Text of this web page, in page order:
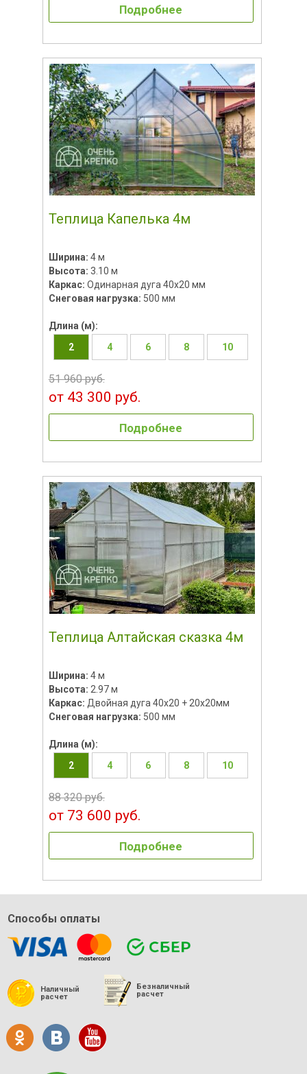
Подробнее
Теплица Капелька 4м
Ширина: 4 м
Высота: 3.10 м
Каркас: Одинарная дуга 40х20 мм
Снеговая нагрузка: 500 мм
Длина (м):
2
4 6 8 10
51 960 руб.
от 43 300 руб.
Подробнее
Теплица Алтайская сказка 4м
Ширина: 4 м
Высота: 2.97 м
Каркас: Двойная дуга 40х20 + 20х20мм
Снеговая нагрузка: 500 мм
Длина (м):
2
4 6 8 10
88 320 руб.
от 73 600 руб.
Подробнее
Способы оплаты
Наличный
расчет
Безналичный
расчет